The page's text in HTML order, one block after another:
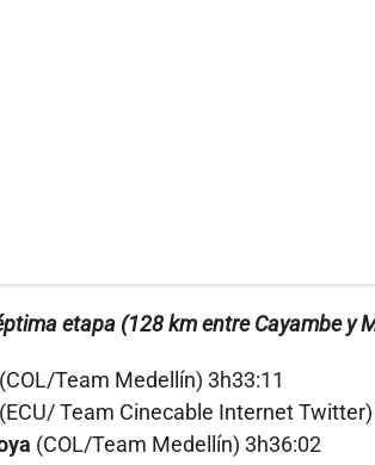
etapa (128 km entre Cayambe y
(COL/Team Medellín) 3h33:11
(ECU/ Team Cinecable Internet
(COL/Team Medellín) 3h36:02